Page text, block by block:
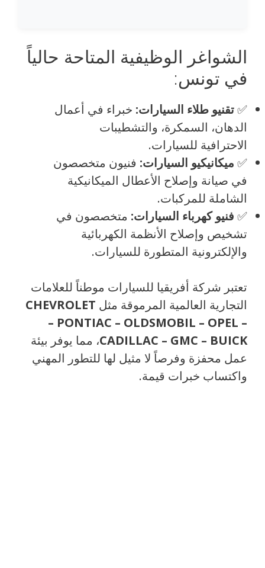
الشواغر الوظيفية المتاحة حالياً
في تونس:
✅تقنيو طلاء السيارات: خبراء في أعمال
الدهان، السمكرة، والتشطيبات
الاحترافية للسيارات.
✅ ميكانيكيو السيارات: فنيون متخصصون
في صيانة وإصلاح الأعطال الميكانيكية
الشاملة للمركبات.
✅ فنيو كهرباء السيارات: متخصصون في
تشخيص وإصلاح الأنظمة الكهربائية
والإلكترونية المتطورة للسيارات.
تعتبر شركة أفريقيا للسيارات موطناً للعلامات
التجارية العالمية المرموقة مثل CHEVROLET
– PONTIAC – OLDSMOBIL – OPEL –
CADILLAC – GMC – BUICK، مما يوفر بيئة
عمل محفزة وفرصاً لا مثيل لها للتطور المهني
واكتساب خبرات قيمة.